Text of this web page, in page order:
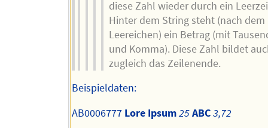
diese Zahl wieder durch ein
Hinter dem String steht (nach dem
Leereichen) ein Betrag (mit
und Komma). Diese Zahl bildet
zugleich das Zeilenende.
Beispieldaten:
AB0006777 Lore Ipsum25ABC3,72